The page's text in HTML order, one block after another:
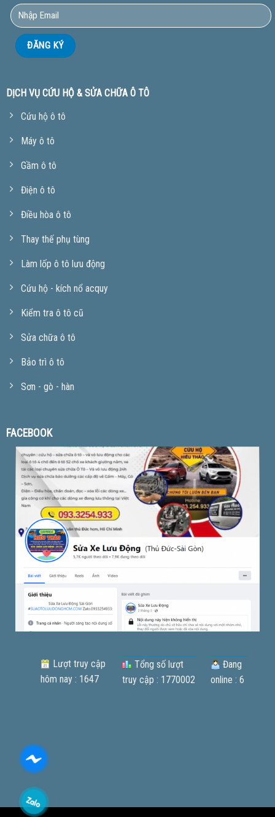
DỊCH VỤ CỨU HỘ & SỬA CHỮA Ô TÔ
Cứu hộ ô tô
Máy ô tô
Gầm ô tô
Điện ô tô
Điều hòa ô tô
Thay thế phụ tùng
Làm lốp ô tô lưu động
Cứu hộ - kích nổ acquy
Kiểm tra ô tô cũ
Sửa chữa ô tô
Bảo trì ô tô
Sơn - gò - hàn
FACEBOOK
Lượt truy cập
hôm nay : 1647
Tổng số lượt
truy cập : 1770002
Đang
online : 6